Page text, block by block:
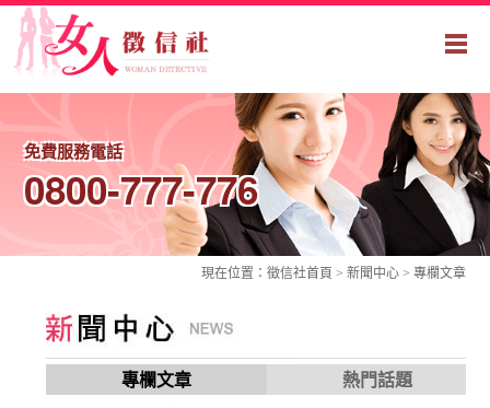
免費服務電話
0800-777-776
現在位置： 徵信社首頁 > 新聞中心 > 專欄文章
專欄文章 熱門話題